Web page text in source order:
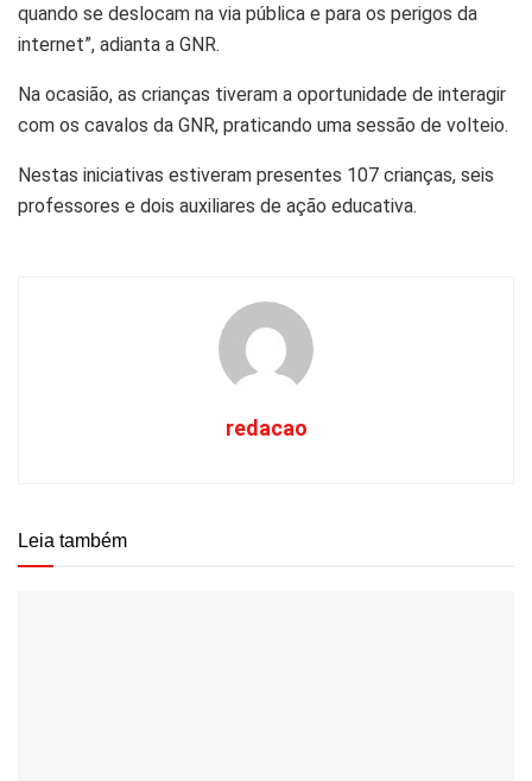
quando se deslocam na via pública e para os perigos da
internet”, adianta a GNR.
Na ocasião, as crianças tiveram a oportunidade de interagir
com os cavalos da GNR, praticando uma sessão de volteio.
Nestas iniciativas estiveram presentes 107 crianças, seis
professores e dois auxiliares de ação educativa.
redacao
Leia também